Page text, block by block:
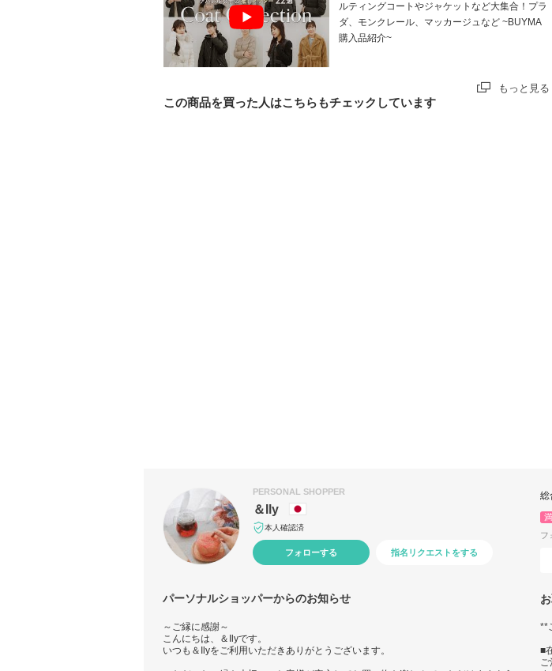
ルティングコートやジャケットなど大集合！プラ
ダ、モンクレール、マッカージュなど ~BUYMA
購入品紹介~
もっと見る
この商品を買った人はこちらもチェックしています
PERSONAL SHOPPER
＆Ily
本人確認済
フォローする 指名リクエストをする
総
フ
パーソナルショッパーからのお知らせ
～ご縁に感謝～
こんにちは、＆Ilyです。
いつも＆Ilyをご利用いただきありがとうございます。
**
■
ご